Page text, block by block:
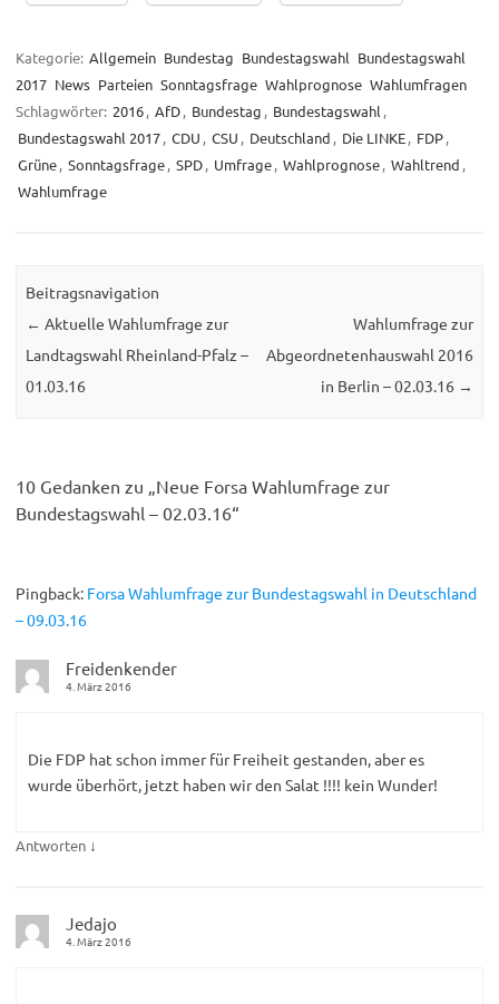
Kategorie: Allgemein Bundestag Bundestagswahl Bundestagswahl
2017 News Parteien Sonntagsfrage Wahlprognose Wahlumfragen
Schlagwörter: 2016, AfD, Bundestag , Bundestagswahl ,
Bundestagswahl 2017, CDU , CSU , Deutschland , Die LINKE, FDP,
Grüne, Sonntagsfrage, SPD, Umfrage, Wahlprognose, Wahltrend ,
Wahlumfrage
Beitragsnavigation
← Aktuelle Wahlumfrage zur
Landtagswahl Rheinland-Pfalz –
01.03.16
Wahlumfrage zur
Abgeordnetenhauswahl 2016
in Berlin – 02.03.16 →
10 Gedanken zu „Neue Forsa Wahlumfrage zur
Bundestagswahl – 02.03.16“
Pingback: Forsa Wahlumfrage zur Bundestagswahl in Deutschland
– 09.03.16
Freidenkender
4. März 2016
Die FDP hat schon immer für Freiheit gestanden, aber es
wurde überhört, jetzt haben wir den Salat !!!! kein Wunder!
Antworten ↓
Jedajo
4. März 2016